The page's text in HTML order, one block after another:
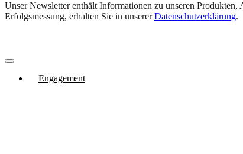
Unser Newsletter enthält Informationen zu unseren
Erfolgsmessung, erhalten Sie in unsererDatenschutzerklärung.
Engagement